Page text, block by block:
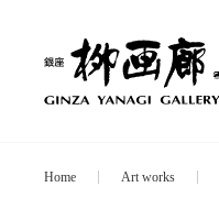
Home Art works